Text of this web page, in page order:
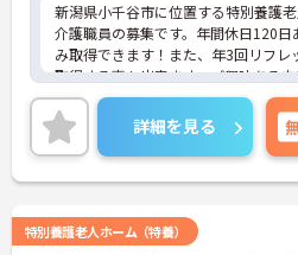
新潟県小千谷市に位置する特別養護
介護職員の募集です。年間休日120日
み取得できます！また、年3回リフレ
取得する事も出来ます。ご興味ある
ポイントなど、さらに詳しい詳細を
のでお気軽にご相談ください。
詳細を見る
特別養護老人ホーム（特養）